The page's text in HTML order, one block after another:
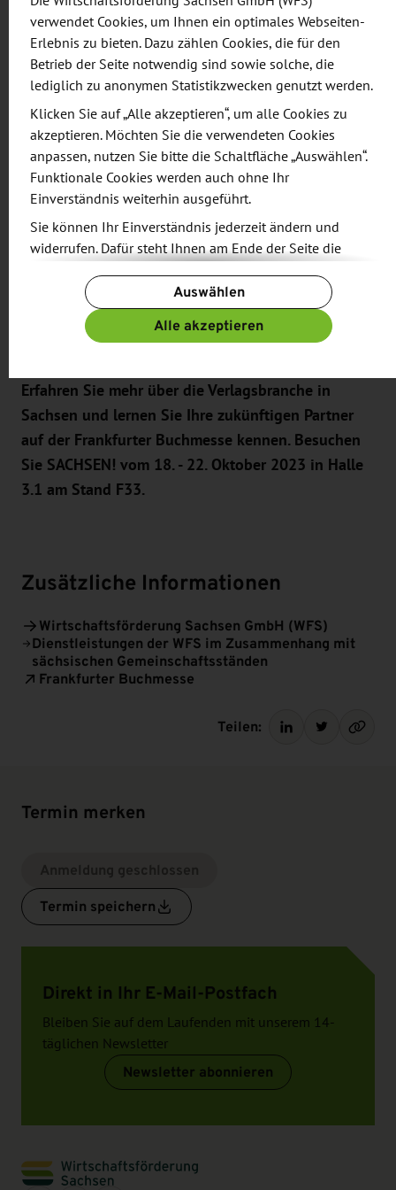
die Messe kulturelles Großereignis: Die Frankfurter
Buchmesse ist die größte Fachmesse für das
internationale Publishing – und macht die
internationalen Medienwelt.
Die Wirtschaftsförderung Sachsen GmbH (WFS)
organisiert im Auftrag des Sächsischen
Staatsministeriums für Wirtschaft, Arbeit und
Verkehr (SMWA) erneut eine
Unternehmen auf der Frankfurter Buchmesse. Eine
Anmeldung zur Beteiligung am Stand ist für 2023
nicht mehr möglich.
Erfahren Sie mehr über die Verlagsbranche in
Sachsen und lernen Sie Ihre zukünftigen Partner
auf der Frankfurter Buchmesse kennen. Besuchen
Sie SACHSEN! vom 18. - 22. Oktober 2023 in Halle
3.1 am Stand F33.
Zusätzliche Informationen
Wirtschaftsförderung Sachsen GmbH (WFS)
Dienstleistungen der WFS im Zusammenhang mit
sächsischen Gemeinschaftsständen
Frankfurter Buchmesse
Teilen:
Termin merken
Termin speichern
Direkt in Ihr E-Mail-Postfach
Bleiben Sie auf dem Laufenden mit unserem 14-
täglichen Newsletter
Newsletter abonnieren
verwendet Cookies, um Ihnen ein optimales Webseiten-
Erlebnis zu bieten. Dazu zählen Cookies, die für den
Betrieb der Seite notwendig sind sowie solche, die
lediglich zu anonymen Statistikzwecken genutzt werden.
Klicken Sie auf „Alle akzeptieren“, um alle Cookies zu
akzeptieren. Möchten Sie die verwendeten Cookies
anpassen, nutzen Sie bitte die Schaltfläche „Auswählen“.
Funktionale Cookies werden auch ohne Ihr
Einverständnis weiterhin ausgeführt.
Sie können Ihr Einverständnis jederzeit ändern und
widerrufen. Dafür steht Ihnen am Ende der Seite die
Verfügung.
Weitere Informationen finden Sie in unseren
Datenschutzbestimmungenund ergänzend in unserem
Auswählen
Alle akzeptieren